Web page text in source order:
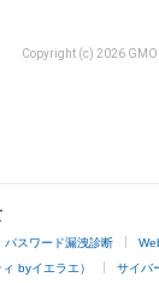
Copyright (c) 2026 GMO
パスワード漏洩診断
byイエラエ） サイバ